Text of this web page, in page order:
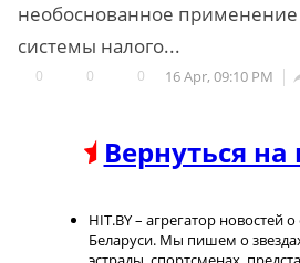
необоснованное
системы налого...
0 0 0 16 Apr, 09:10 PM
Вернуться
HIT.BY – агрегатор новостей
Беларуси. Мы пишем о